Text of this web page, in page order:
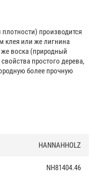
производится
клея или же лигнина
воска (природный
простого дерева,
более прочную
TOPLINE c 3D эффектом,
к натуральной
устойчивость
HANNAHHOLZ
NH81404.46